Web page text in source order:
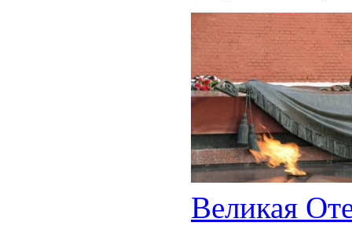
Великая